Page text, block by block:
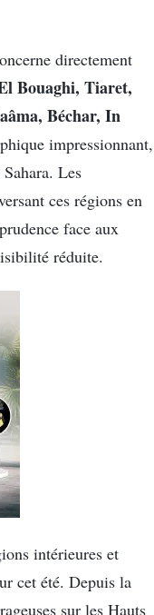
directement
Bouaghi, Tiaret,
Béchar, In
impressionnant,
Les
ces régions en
face aux
réduite.
intérieures et
cet été. Depuis la
sur les Hauts